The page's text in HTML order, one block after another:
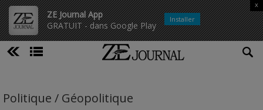
ZE Journal App
GRATUIT - dans Google Play
x
Installer
Politique / Géopolitique